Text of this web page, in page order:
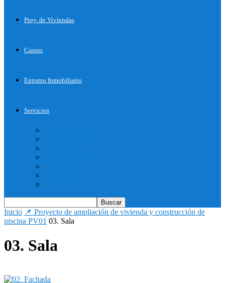
Proy. de Viviendas
Cursos
Entorno Inmobiliario
Servicios
Inicio 📌 Proyecto de ampliación de vivienda y construcción de
piscina PV01 03. Sala
03. Sala